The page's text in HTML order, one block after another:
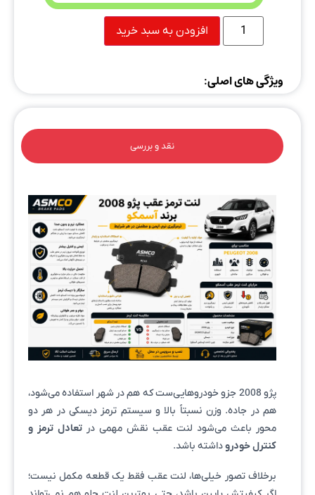
افزودن به سبد خرید
ویژگی های اصلی:
نقد و بررسی
پژو 2008 جزو خودروهایی‌ست که هم در شهر استفاده می‌شود،
هم در جاده. وزن نسبتاً بالا و سیستم ترمز دیسکی در هر دو
محور باعث می‌شود لنت عقب نقش مهمی در تعادل ترمز و
کنترل خودروداشته باشد.
برخلاف تصور خیلی‌ها، لنت عقب فقط یک قطعه مکمل نیست؛